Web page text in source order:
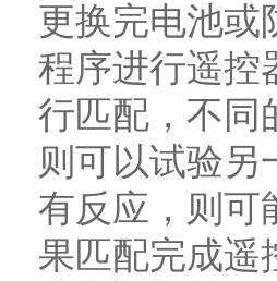
更换完电池或
程序进行遥控
行匹配，不同
则可以试验另
有反应，则可
果匹配完成遥